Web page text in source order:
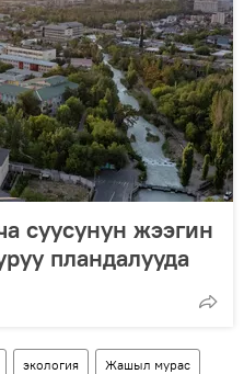
суусунун жээгин
пландалууда
экология Жашыл мурас